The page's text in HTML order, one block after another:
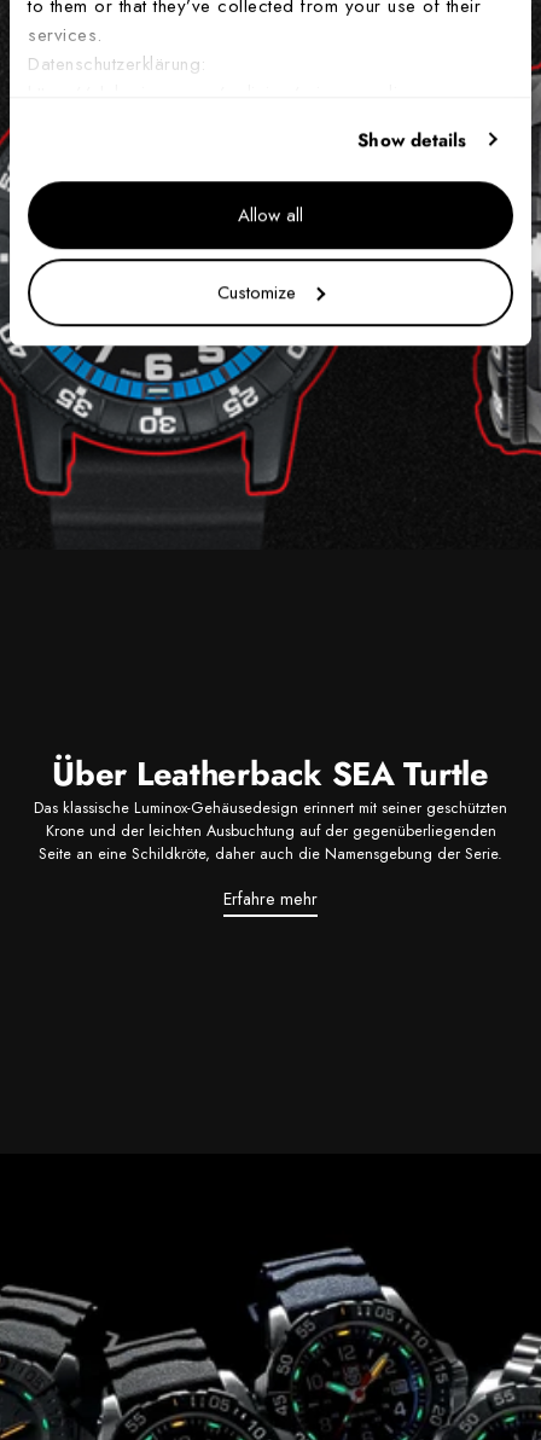
to them or that they’ve collected from your use of their
services.
Datenschutzerklärung:
Show details
Allow all
Customize
Über Leatherback SEA Turtle
Das klassische Luminox-Gehäusedesign erinnert mit seiner geschützten
Krone und der leichten Ausbuchtung auf der gegenüberliegenden
Seite an eine Schildkröte, daher auch die Namensgebung der Serie.
Erfahre mehr